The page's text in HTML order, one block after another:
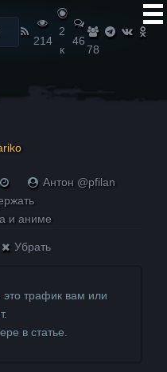
214
2
к
46
78
Антон @pfilan
и аниме
Убрать
это трафик вам или
в статье.